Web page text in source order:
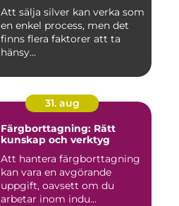
Att sälja silver kan verka som
en enkel process, men det
finns flera faktorer att ta
hänsy...
31. aug
Färgborttagning: Rätt
kunskap och verktyg
Att hantera färgborttagning
kan vara en avgörande
uppgift, oavsett om du
arbetar inom indu...